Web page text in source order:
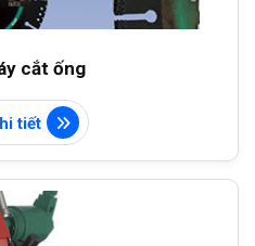
cắt ống
tiết